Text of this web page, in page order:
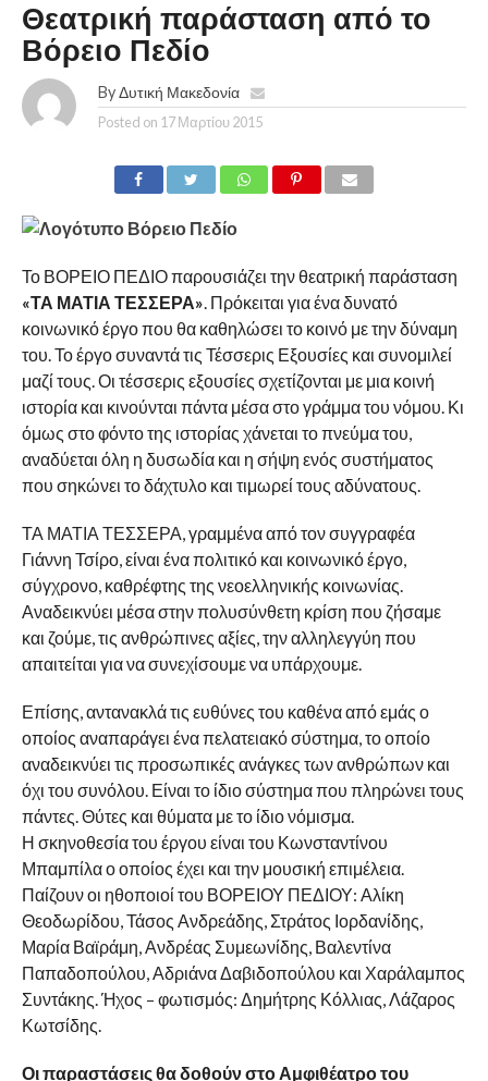
Θεατρική παράσταση από το
Βόρειο Πεδίο
By Δυτική Μακεδονία
Posted on 17 Μαρτίου 2015
Το ΒΟΡΕΙΟ ΠΕΔΙΟ παρουσιάζει την θεατρική παράσταση
«ΤΑ ΜΑΤΙΑ ΤΕΣΣΕΡΑ». Πρόκειται για ένα δυνατό
κοινωνικό έργο που θα καθηλώσει το κοινό με την δύναμη
του. Το έργο συναντά τις Τέσσερις Εξουσίες και συνομιλεί
μαζί τους. Οι τέσσερις εξουσίες σχετίζονται με μια κοινή
ιστορία και κινούνται πάντα μέσα στο γράμμα του νόμου. Κι
όμως στο φόντο της ιστορίας χάνεται το πνεύμα του,
αναδύεται όλη η δυσωδία και η σήψη ενός συστήματος
που σηκώνει το δάχτυλο και τιμωρεί τους αδύνατους.
ΤΑ ΜΑΤΙΑ ΤΕΣΣΕΡΑ, γραμμένα από τον συγγραφέα
Γιάννη Τσίρο, είναι ένα πολιτικό και κοινωνικό έργο,
σύγχρονο, καθρέφτης της νεοελληνικής κοινωνίας.
Αναδεικνύει μέσα στην πολυσύνθετη κρίση που ζήσαμε
και ζούμε, τις ανθρώπινες αξίες, την αλληλεγγύη που
απαιτείται για να συνεχίσουμε να υπάρχουμε.
Επίσης, αντανακλά τις ευθύνες του καθένα από εμάς ο
οποίος αναπαράγει ένα πελατειακό σύστημα, το οποίο
αναδεικνύει τις προσωπικές ανάγκες των ανθρώπων και
όχι του συνόλου. Είναι το ίδιο σύστημα που πληρώνει τους
πάντες. Θύτες και θύματα με το ίδιο νόμισμα.
Η σκηνοθεσία του έργου είναι του Κωνσταντίνου
Μπαμπίλα ο οποίος έχει και την μουσική επιμέλεια.
Παίζουν οι ηθοποιοί του ΒΟΡΕΙΟΥ ΠΕΔΙΟΥ: Αλίκη
Θεοδωρίδου, Τάσος Ανδρεάδης, Στράτος Ιορδανίδης,
Μαρία Βαϊράμη, Ανδρέας Συμεωνίδης, Βαλεντίνα
Παπαδοπούλου, Αδριάνα Δαβιδοπούλου και Χαράλαμπος
Συντάκης. Ήχος – φωτισμός: Δημήτρης Κόλλιας, Λάζαρος
Κωτσίδης.
Οι παραστάσεις θα δοθούν στο Αμφιθέατρο του